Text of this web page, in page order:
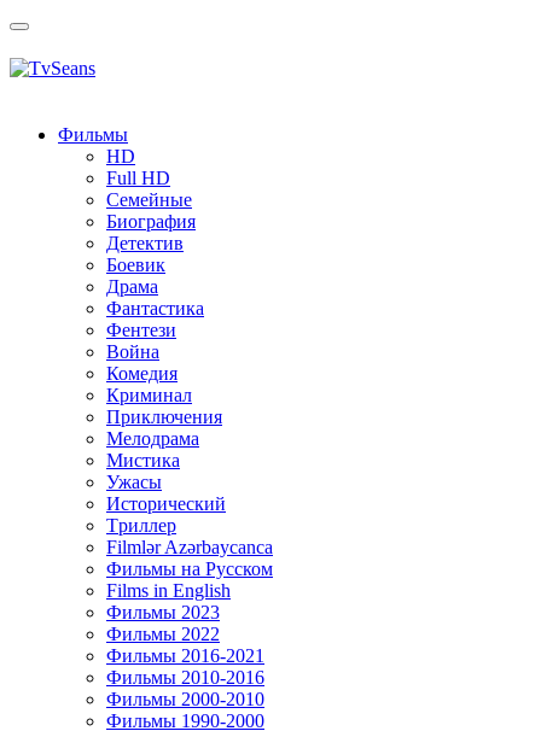
Toggle
Фильмы
HD
Full HD
Семейные
Биография
Детектив
Боевик
Драма
Фантастика
Фентези
Война
Комедия
Криминал
Приключения
Мелодрама
Мистика
Ужасы
Исторический
Tриллер
Filmlər Azərbaycanca
Фильмы на Русском
Films in English
Фильмы 2023
Фильмы 2022
Фильмы 2016-2021
Фильмы 2010-2016
Фильмы 2000-2010
Фильмы 1990-2000